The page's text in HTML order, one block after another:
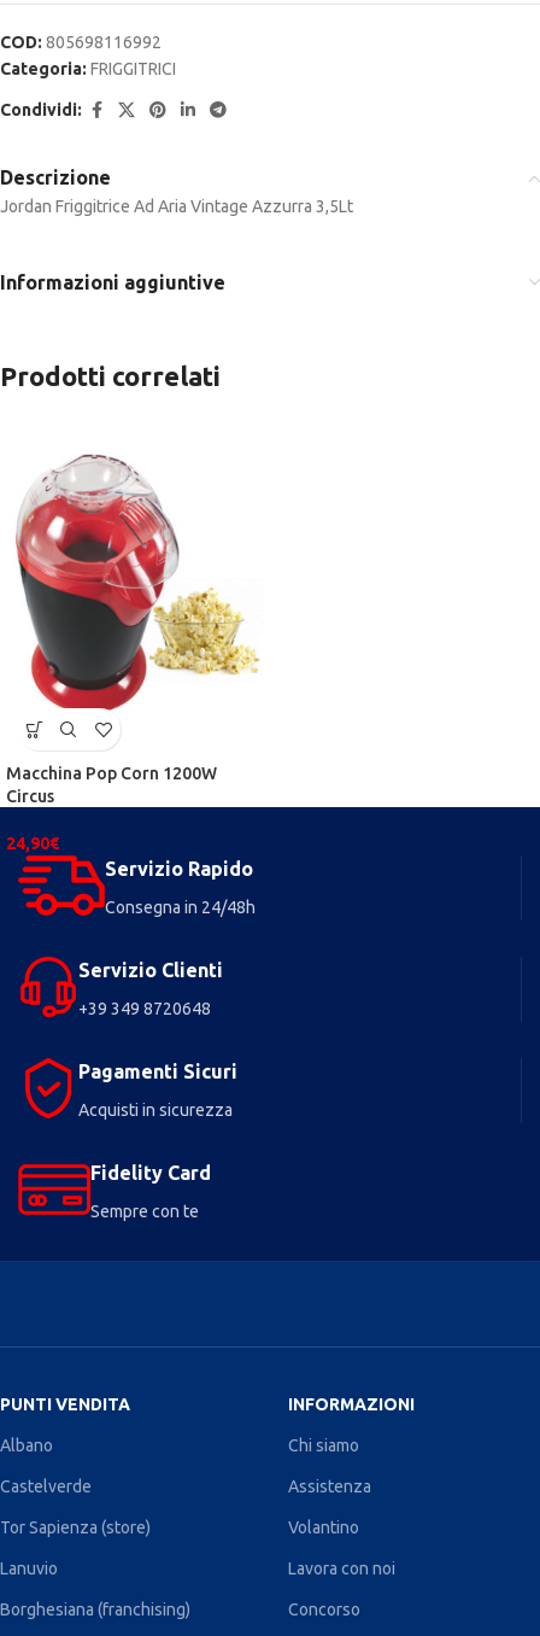
COD: 805698116992
Categoria: FRIGGITRICI
Condividi:
Descrizione
Jordan Friggitrice Ad Aria Vintage Azzurra 3,5Lt
Informazioni aggiuntive
Prodotti correlati
Macchina Pop Corn 1200W
Circus
24,90€
Servizio Rapido
Consegna in 24/48h
Servizio Clienti
+39 349 8720648
Pagamenti Sicuri
Acquisti in sicurezza
Fidelity Card
Sempre con te
PUNTI VENDITA
Albano
Castelverde
Tor Sapienza (store)
Lanuvio
Borghesiana (franchising)
INFORMAZIONI
Chi siamo
Assistenza
Volantino
Lavora con noi
Concorso